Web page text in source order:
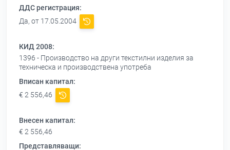
ДДС регистрация:
Да, от 17.05.2004
КИД 2008:
1396 - Производство на други текстилни изделия за
техническа и производствена употреба
Вписан капитал:
€ 2 556,46
Внесен капитал:
€ 2 556,46
Представляващи: